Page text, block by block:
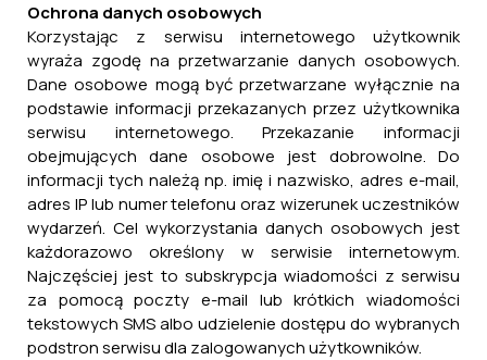
Ochrona danych osobowych
Korzystając z serwisu internetowego użytkownik
wyraża zgodę na przetwarzanie danych osobowych.
Dane osobowe mogą być przetwarzane wyłącznie na
podstawie informacji przekazanych przez użytkownika
serwisu internetowego. Przekazanie informacji
obejmujących dane osobowe jest dobrowolne. Do
informacji tych należą np. imię i nazwisko, adres e-mail,
adres IP lub numer telefonu oraz wizerunek uczestników
wydarzeń. Cel wykorzystania danych osobowych jest
każdorazowo określony w serwisie internetowym.
Najczęściej jest to subskrypcja wiadomości z serwisu
za pomocą poczty e-mail lub krótkich wiadomości
tekstowych SMS albo udzielenie dostępu do wybranych
podstron serwisu dla zalogowanych użytkowników.